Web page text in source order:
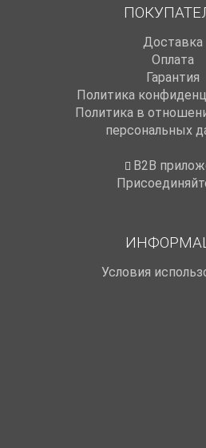
Доставка
Оплата
Гарантия
Политика
Политика в
персональных
B2B
Условия